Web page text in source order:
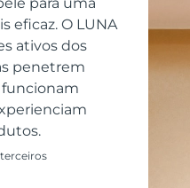
para uma
eficaz. O LUNA
ativos dos
penetrem
Scalp
Gel